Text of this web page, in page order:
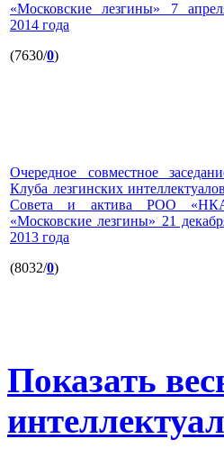
«Московские лезгины» 7
2014 года
(7630/0)
Очередное совместное
Клуба лезгинских
Совета и актива РОО
«Московские лезгины» 21
2013 года
(8032/0)
Показать